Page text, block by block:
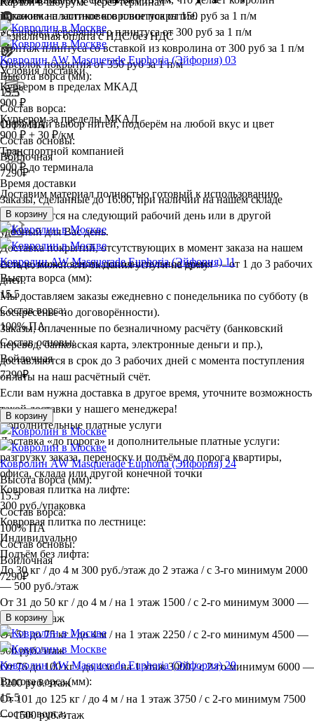
похожим на элитное ковровое покрытие.
Установка пластикового плинтуса от 150 руб за 1 п/м
Установка деревянного плинтуса от 300 руб за 1 п/м
Монтаж плинтуса со вставкой из ковролина от 300 руб за 1 п/м
Оверлок покрытия от 350 руб за 1 п/м
Огромный выбор нитей, подберём на любой вкус и цвет
Доставим материал полностью готовый к использованию
Есть возможность оказания услуги на дому
Безналичная оплата с НДС/без НДС
Условия доставки
Курьером в пределах МКАД
900 ₽
Курьером за пределы МКАД
900 ₽ + 30 ₽/км
Транспортной компанией
900 ₽ до терминала
Время доставки
Заказы, сделанные до 16:00, при наличии на нашем складе
доставляются на следующий рабочий день или в другой
удобный для Вас день.
Доставка покрытий, отсутствующих в момент заказа на нашем
складе, может занять дополнительное время — от 1 до 3 рабочих
дней.
Мы доставляем заказы ежедневно с понедельника по субботу (в
воскресенье по договорённости).
Заказы, оплаченные по безналичному расчёту (банковский
перевод, банковская карта, электронные деньги и пр.),
доставляются в срок до 3 рабочих дней с момента поступления
оплаты на наш расчётный счёт.
Если вам нужна доставка в другое время, уточните возможность
такой доставки у нашего менеджера!
Дополнительные платные услуги
Доставка «до порога» и дополнительные платные услуги:
разгрузку заказа, переноску и подъём до порога квартиры,
офиса, склада или другой конечной точки
Ковровая плитка на лифте:
300 руб./упаковка
Ковровая плитка по лестнице:
Индивидуально
Подъём без лифта:
До 30 кг / до 4 м 300 руб./этаж до 2 этажа / с 3-го минимум 2000
— 500 руб./этаж
От 31 до 50 кг / до 4 м / на 1 этаж 1500 / с 2-го минимум 3000 —
600 руб./этаж
От 51 до 75 кг / до 4 м / на 1 этаж 2250 / с 2-го минимум 4500 —
900 руб./этаж
От 76 до 100 кг / до 4 м / на 1 этаж 3000 / с 2-го минимум 6000 —
1200 руб./этаж
От 101 до 125 кг / до 4 м / на 1 этаж 3750 / с 2-го минимум 7500
— 1500 руб./этаж
Ковролин AW Masquerade Euphoria (Эйфория) 03
Высота ворса (мм):
15.5
Состав ворса:
100% ПА
Состав основы:
Войлочная
7290₽
В корзину
Ковролин AW Masquerade Euphoria (Эйфория) 11
Высота ворса (мм):
15.5
Состав ворса:
100% ПА
Состав основы:
Войлочная
7290₽
В корзину
Ковролин AW Masquerade Euphoria (Эйфория) 24
Высота ворса (мм):
15.5
Состав ворса:
100% ПА
Состав основы:
Войлочная
7290₽
В корзину
Ковролин AW Masquerade Euphoria (Эйфория) 29
Высота ворса (мм):
15.5
Состав ворса: